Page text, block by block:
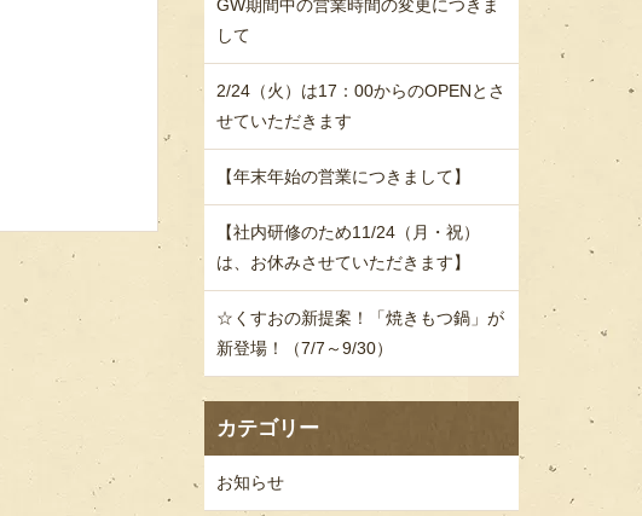
GW期間中の営業時間の変更につきま
して
2/24（火）は17：00からのOPENとさ
せていただきます
【年末年始の営業につきまして】
【社内研修のため11/24（月・祝）
は、お休みさせていただきます】
☆くすおの新提案！「焼きもつ鍋」が
新登場！（7/7～9/30）
カテゴリー
お知らせ